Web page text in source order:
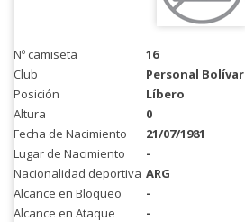
Nº camiseta
16
Club
Personal Bolívar
Posición
Líbero
Altura
0
Fecha de Nacimiento
21/07/1981
Lugar de Nacimiento
-
Nacionalidad deportiva ARG
Alcance en Bloqueo
-
Alcance en Ataque
-